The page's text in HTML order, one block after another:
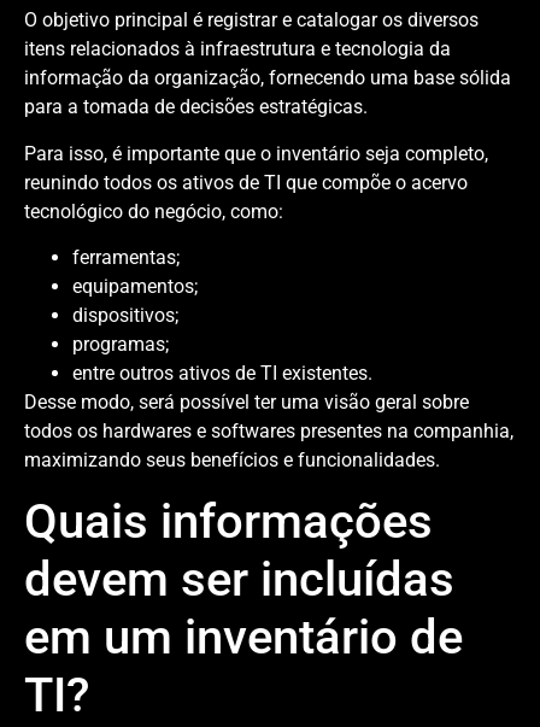
O objetivo principal é registrar e catalogar os diversos
itens relacionados à infraestrutura e tecnologia da
informação da organização, fornecendo uma base sólida
para a tomada de decisões estratégicas.
Para isso, é importante que o inventário seja completo,
reunindo todos os ativos de TI que compõe o acervo
tecnológico do negócio, como:
ferramentas;
equipamentos;
dispositivos;
programas;
entre outros ativos de TI existentes.
Desse modo, será possível ter uma visão geral sobre
todos os hardwares e softwares presentes na companhia,
maximizando seus benefícios e funcionalidades.
Quais informações
devem ser incluídas
em um inventário de
TI?